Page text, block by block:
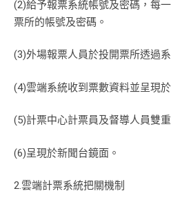
(2)給予報票系統帳號及密碼，每
票所的帳號及密碼。
(3)外場報票人員於投開票所透過
(4)雲端系統收到票數資料並呈現
(5)計票中心計票員及督導人員雙
(6)呈現於新聞台鏡面。
2.雲端計票系統把關機制